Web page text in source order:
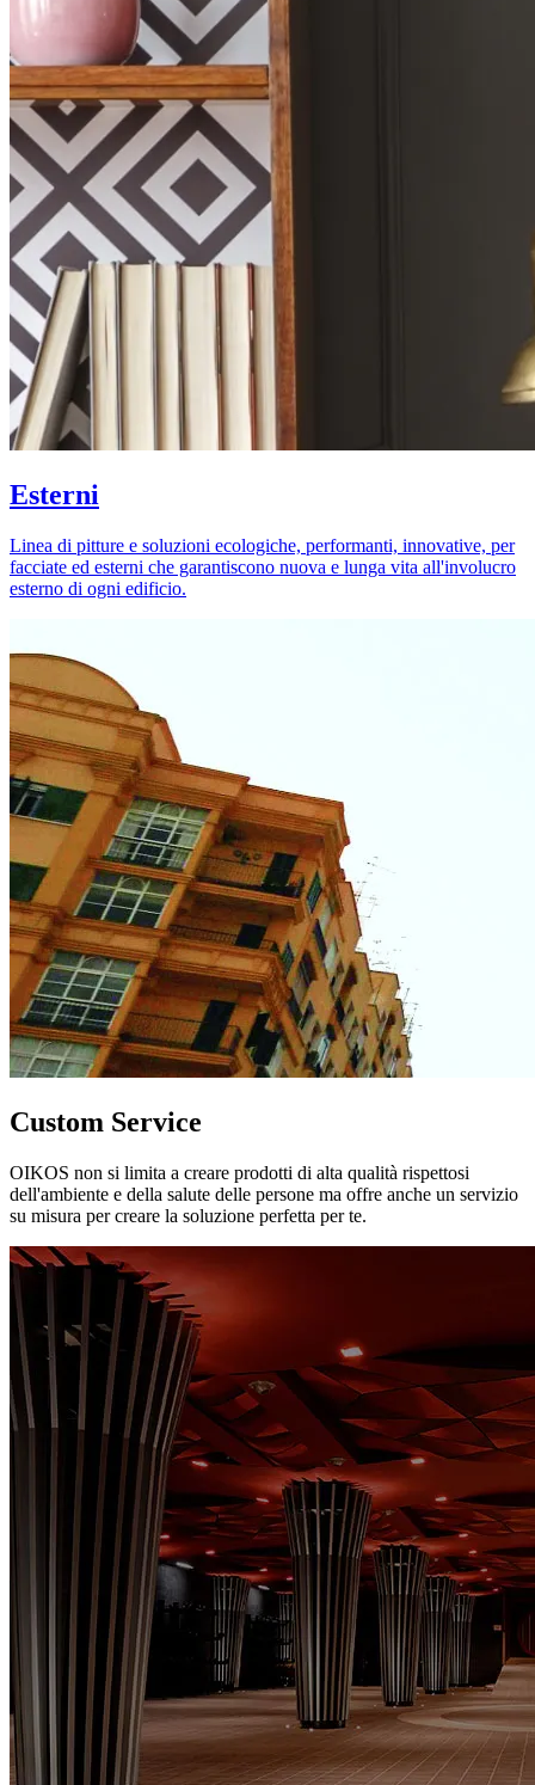
Esterni
Linea di pitture e soluzioni ecologiche, performanti, innovative, per
facciate ed esterni che garantiscono nuova e lunga vita all'involucro
esterno di ogni edificio.
Custom Service
OIKOS non si limita a creare prodotti di alta qualità rispettosi
dell'ambiente e della salute delle persone ma offre anche un servizio
su misura per creare la soluzione perfetta per te.